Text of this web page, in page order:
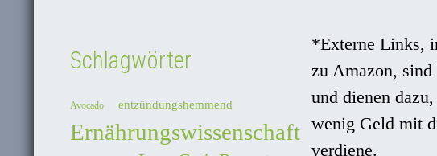
Schlagwörter
Avocado entzündungshemmend
Ernährungswissenschaft
*Externe Links,
zu Amazon, sind
und dienen
wenig Geld mit
verdiene.